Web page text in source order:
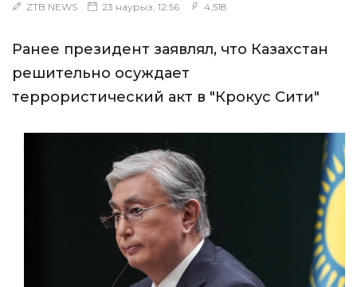
ZTB NEWS 23 наурыз, 12:56 4,518
Ранее президент заявлял, что Казахстан
решительно осуждает
террористический акт в "Крокус Сити"